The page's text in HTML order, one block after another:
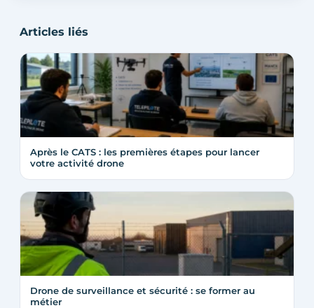
Articles liés
Après le CATS : les premières étapes pour lancer
votre activité drone
Drone de surveillance et sécurité : se former au
métier